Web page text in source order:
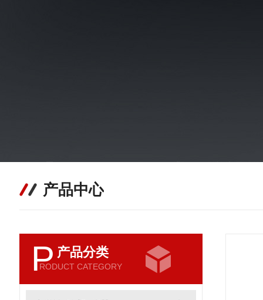
产品中心
P 产品分类
RODUCT CATEGORY